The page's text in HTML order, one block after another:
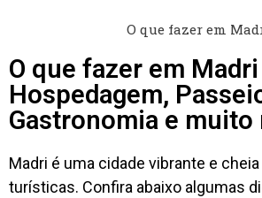
O que fazer em
O que fazer em
Hospedagem,
Gastronomia e muito
Madri é uma cidade vibrante e
turísticas. Confira abaixo algumas